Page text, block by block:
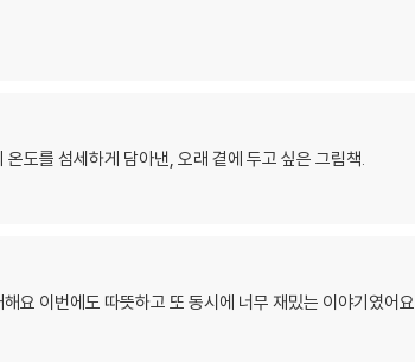
도를 섬세하게 담아낸, 오래 곁에 두고 싶은 그림책.
요 이번에도 따뜻하고 또 동시에 너무 재밌는 이야기였어요